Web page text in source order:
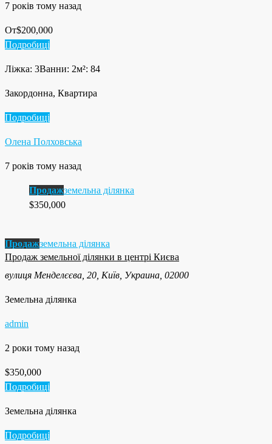
7 років тому назад
От$200,000
Подробиці
Ліжка: 3Ванни: 2м²: 84
Закордонна, Квартира
Подробиці
Олена Полховська
7 років тому назад
Продажземельна ділянка
$350,000
Продажземельна ділянка
Продаж земельної ділянки в центрі Києва
вулиця Менделєєва, 20, Київ, Украина, 02000
Земельна ділянка
admin
2 роки тому назад
$350,000
Подробиці
Земельна ділянка
Подробиці